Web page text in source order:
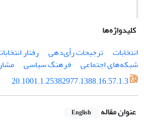
کلیدواژه‌ها
انتخابات‌
ترجیحات رأی‌دهی رفتار
شبکه‌های اجتماعی
فرهنگ سیاسی
20.1001.1.25382977.1388.16.57.1.3
عنوان مقاله English